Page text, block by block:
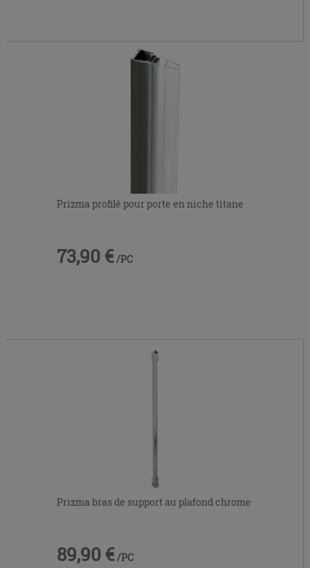
Prizma profilé pour porte en niche titane
73,90 € /PC
Prizma bras de support au plafond chrome
89,90 € /PC